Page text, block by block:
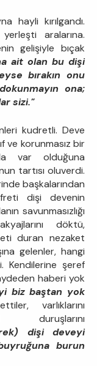
hayli kırılgandı.
aralarına.
gelişiyle bıçak
ait olan bu dişi
bırakın onu
ona;
sizi."
kudretli. Deve
ve korunmasız bir
var olduğuna
tartısı oluverdi.
başkalarından
dişi devenin
savunmasızlığı
döktü,
duran nezaket
gelenler, hangi
Kendilerine şeref
haberi yok
biz baştan yok
varlıklarını
duruşlarını
dişi deveyi
burun